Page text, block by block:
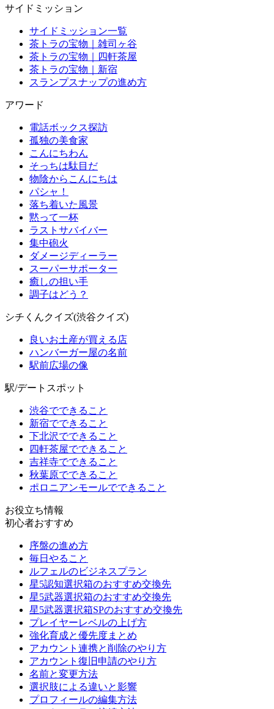
サイドミッション
サイドミッション一覧
茶トラの宝物｜雑司ヶ谷
茶トラの宝物｜四軒茶屋
茶トラの宝物｜新宿
スランプスナップの進め方
アワード
電話ボックス探訪
孤独の美食家
こんにちわん
そっちは駄目だ
物陰からこんにちは
パシャ！
落ち着いた風景
黙って一杯
ラストサバイバー
集中砲火
ダメージディーラー
スーパーサポーター
癒しの担い手
調子はどう？
シチくんクイズ(渋谷クイズ)
良いお土産が買える店
ハンバーガー屋の名前
駅前広場の像
駅/デートスポット
渋谷でできること
新宿でできること
下北沢でできること
四軒茶屋でできること
吉祥寺でできること
秋葉原でできること
ポロニアンモールでできること
お役立ち情報
初心者おすすめ
序盤の進め方
毎日やること
ルフェルのビジネスプラン
星5認知選択箱のおすすめ交換先
星5武器選択箱のおすすめ交換先
星5武器選択箱SPのおすすめ交換先
プレイヤーレベルの上げ方
強化育成と優先度まとめ
アカウント連携と削除のやり方
アカウント復旧申請のやり方
名前と変更方法
選択肢による違いと影響
プロフィールの編集方法